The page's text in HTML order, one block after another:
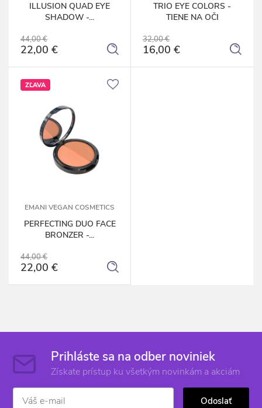
ILLUSION QUAD EYE
SHADOW -...
44,00 €
22,00 €
TRIO EYE COLORS -
TIENE NA OČI
32,00 €
16,00 €
ZĽAVA
EMANI VEGAN COSMETICS
PERFECTING DUO FACE
BRONZER -...
44,00 €
22,00 €
Prihláste sa na odber noviniek
Získate prístup ku všetkým novinkám a akciám
Odoslať